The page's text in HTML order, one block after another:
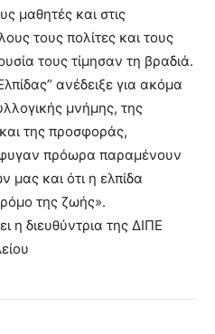
μαθητές και στις
τους πολίτες και τους
τους τίμησαν τη βραδιά.
ανέδειξε για ακόμα
μνήμης, της
της προσφοράς,
πρόωρα παραμένουν
μας και ότι η ελπίδα
της ζωής».
διευθύντρια της ΔΙΠΕ